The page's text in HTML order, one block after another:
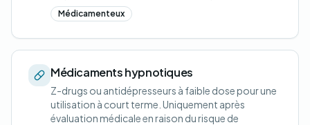
Médicamenteux
Médicaments hypnotiques
Z-drugs ou antidépresseurs à faible dose pour une
utilisation à court terme. Uniquement après
évaluation médicale en raison du risque de